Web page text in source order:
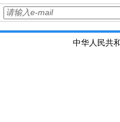
中华人民共